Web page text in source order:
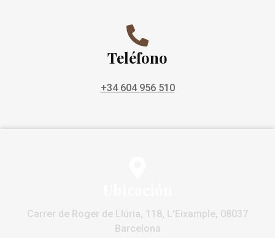
Teléfono
+34 604 956 510
Carrer de Roger de Llúria, 118, L'Eixample, 08037
Barcelona